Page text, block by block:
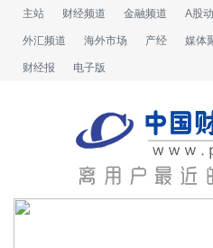
主站 财经频道 金融频道 A股
外汇频道 海外市场 产经 媒体
财经报 电子版